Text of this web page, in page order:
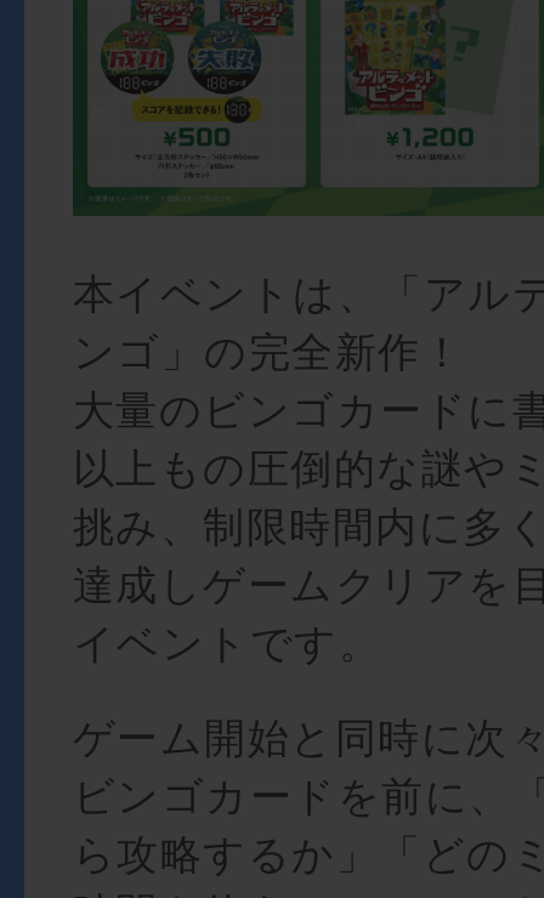
本イベントは、「アル
ンゴ」の完全新作！
大量のビンゴカードに
以上もの圧倒的な謎や
挑み、制限時間内に多
達成しゲームクリアを
イベントです。
ゲーム開始と同時に次
ビンゴカードを前に、
ら攻略するか」「どの